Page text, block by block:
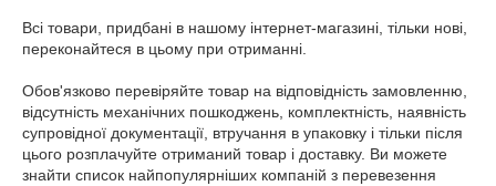
Всі товари, придбані в нашому інтернет-магазині, тільки нові,
переконайтеся в цьому при отриманні.
Обов'язково перевіряйте товар на відповідність замовленню,
відсутність механічних пошкоджень, комплектність, наявність
супровідної документації, втручання в упаковку і тільки після
цього розплачуйте отриманий товар і доставку. Ви можете
знайти список найпопулярніших компаній з перевезення